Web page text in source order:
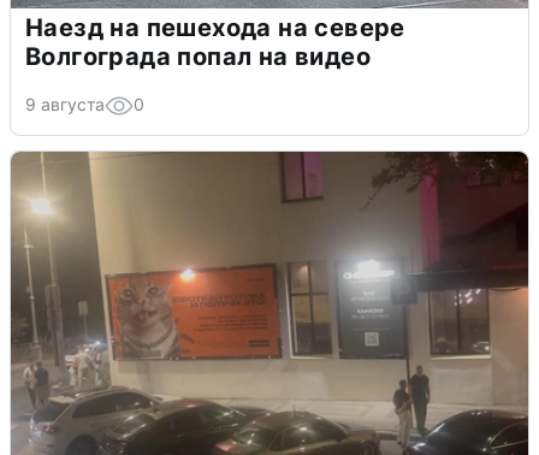
Наезд на пешехода на севере
Волгограда попал на видео
9 августа 0